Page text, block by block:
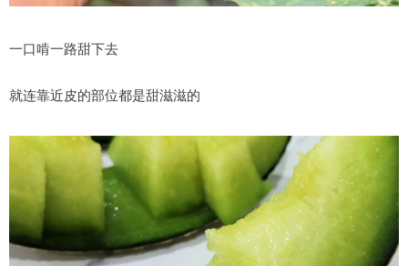
一口啃一路甜下去
就连靠近皮的部位都是甜滋滋的